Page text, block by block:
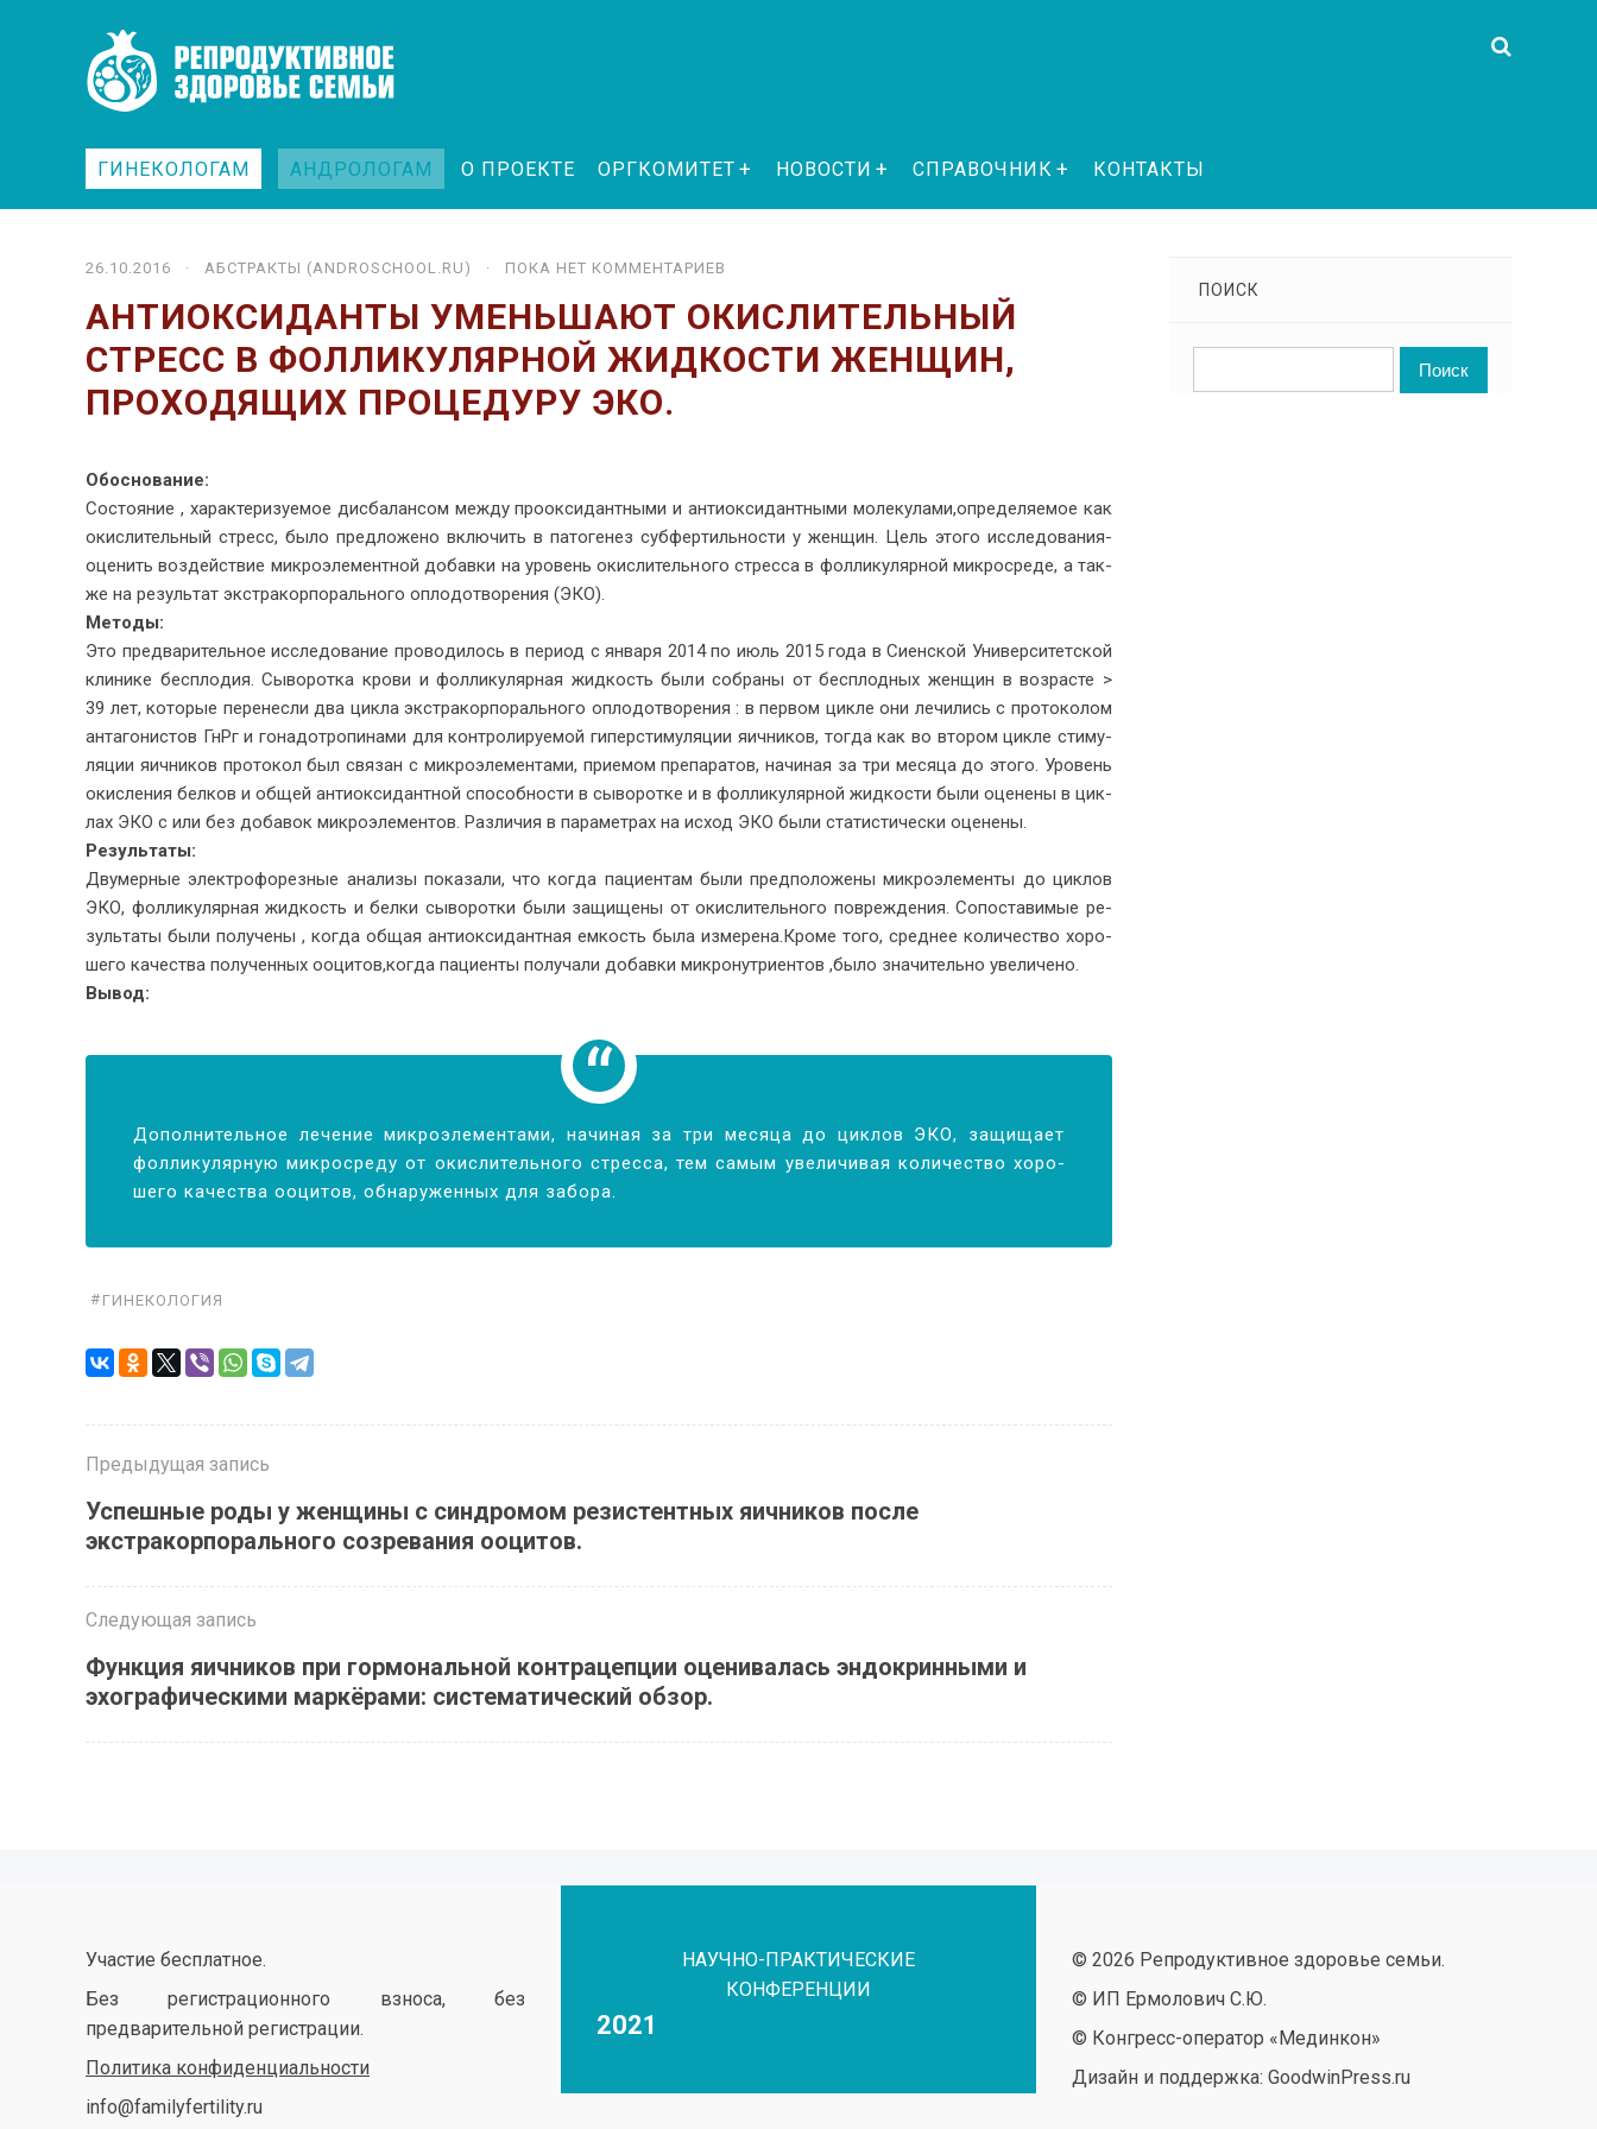
ГИНЕКОЛОГАМ АНДРОЛОГАМ О ПРОЕКТЕ ОРГКОМИТЕТ НОВОСТИ СПРАВОЧНИК КОНТАКТЫ
26.10.2016 · АБСТРАКТЫ (ANDROSCHOOL.RU) · ПОКА НЕТ КОММЕНТАРИЕВ
АНТИОКСИДАНТЫ УМЕНЬШАЮТ ОКИСЛИТЕЛЬНЫЙ
СТРЕСС В ФОЛЛИКУЛЯРНОЙ ЖИДКОСТИ ЖЕНЩИН,
ПРОХОДЯЩИХ ПРОЦЕДУРУ ЭКО.
Обос­но­ва­ние:
Со­сто­я­ние , ха­рак­те­ри­зу­е­мое дис­ба­лан­сом меж­ду про­ок­си­дант­ны­ми и ан­ти­ок­си­дант­ны­ми мо­ле­ку­ла­ми,опре­де­ля­е­мое как
окис­ли­тель­ный стресс, было пред­ло­же­но вклю­чить в па­то­ге­нез суб­фер­тиль­но­сти у жен­щин. Цель это­го ис­сле­до­ва­ния-
оце­нить воз­дей­ствие мик­ро­эле­мент­ной до­бав­ки на уро­вень окис­ли­тель­но­го стрес­са в фол­ли­ку­ляр­ной мик­ро­сре­де, а так­
же на ре­зуль­тат экс­тра­кор­по­раль­но­го опло­до­тво­ре­ния (ЭКО).
Ме­то­ды:
Это пред­ва­ри­тель­ное ис­сле­до­ва­ние про­во­ди­лось в пе­ри­од с ян­ва­ря 2014 по июль 2015 года в Си­ен­ской Уни­вер­си­тет­ской
кли­ни­ке бес­пло­дия. Сы­во­рот­ка кро­ви и фол­ли­ку­ляр­ная жид­кость были со­бра­ны от бес­плод­ных жен­щин в воз­расте >
39 лет, ко­то­рые пе­ре­нес­ли два цик­ла экс­тра­кор­по­раль­но­го опло­до­тво­ре­ния : в пер­вом цик­ле они ле­чи­лись с про­то­ко­лом
ан­та­го­ни­стов ГнРг и го­на­до­тро­пи­на­ми для кон­тро­ли­ру­е­мой ги­пер­сти­му­ля­ции яич­ни­ков, то­гда как во вто­ром цик­ле сти­му­
ля­ции яич­ни­ков про­то­кол был свя­зан с мик­ро­эле­мен­та­ми, при­е­мом пре­па­ра­тов, на­чи­ная за три ме­ся­ца до это­го. Уро­вень
окис­ле­ния бел­ков и об­щей ан­ти­ок­си­дант­ной спо­соб­но­сти в сы­во­рот­ке и в фол­ли­ку­ляр­ной жид­ко­сти были оце­не­ны в цик­
лах ЭКО с или без до­ба­вок мик­ро­эле­мен­тов. Раз­ли­чия в па­ра­мет­рах на ис­ход ЭКО были ста­ти­сти­че­ски оце­не­ны.
Ре­зуль­та­ты:
Дву­мер­ные элек­тро­фо­рез­ные ана­ли­зы по­ка­за­ли, что ко­гда па­ци­ен­там были пред­по­ло­же­ны мик­ро­эле­мен­ты до цик­лов
ЭКО, фол­ли­ку­ляр­ная жид­кость и бел­ки сы­во­рот­ки были за­щи­ще­ны от окис­ли­тель­но­го по­вре­жде­ния. Со­по­ста­ви­мые ре­
зуль­та­ты были по­лу­че­ны , ко­гда об­щая ан­ти­ок­си­дант­ная ем­кость была из­ме­ре­на.Кро­ме того, сред­нее ко­ли­че­ство хо­ро­
ше­го ка­че­ства по­лу­чен­ных ооци­тов,ко­гда па­ци­ен­ты по­лу­ча­ли до­бав­ки мик­ро­нут­ри­ен­тов ,было зна­чи­тель­но уве­ли­че­но.
Вы­вод:
До­пол­ни­тель­ное ле­че­ние мик­ро­эле­мен­та­ми, на­чи­ная за три ме­ся­ца до цик­лов ЭКО, за­щи­ща­ет
фол­ли­ку­ляр­ную мик­ро­сре­ду от окис­ли­тель­но­го стрес­са, тем са­мым уве­ли­чи­вая ко­ли­че­ство хо­ро­
ше­го ка­че­ства ооци­тов, об­на­ру­жен­ных для за­бо­ра.
ГИНЕКОЛОГИЯ
Предыдущая запись
Успешные роды у женщины с синдромом резистентных яичников после
экстракорпорального созревания ооцитов.
Следующая запись
Функция яичников при гормональной контрацепции оценивалась эндокринными и
эхографическими маркёрами: систематический обзор.
ПОИСК
Участие бесплатное.
Без регистрационного взноса, без
предварительной регистрации.
Политика конфиденциальности
info@familyfertility.ru
НАУЧНО-ПРАКТИЧЕСКИЕ
КОНФЕРЕНЦИИ
2021
© 2026 Репродуктивное здоровье семьи.
© ИП Ермолович С.Ю.
© Конгресс-оператор «Мединкон»
Дизайн и поддержка: GoodwinPress.ru